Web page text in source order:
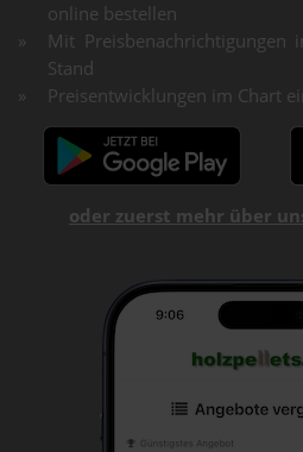
online bestellen
Mit
Stand
Preisentwicklungen im Chart
oder zuerst mehr über